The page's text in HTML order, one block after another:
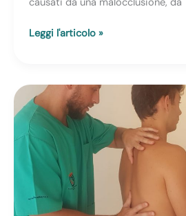
Problemi
Risolvere
problema
con
l’Osteopatia
Leggi l'articolo »